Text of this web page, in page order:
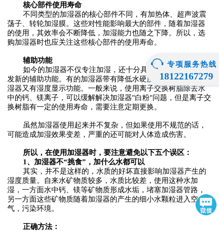
核心部件使用寿命
不同类型的加湿器的核心部件不同，有加热体、超声波震
荡子、转轮加湿膜。这些对性能影响最大的部件，随着加湿器
的使用，其效率会不断降低，加湿能力也随之下降。所以，选
购加湿器时也应关注这些核心部件的使用寿命。
辅助功能
如今的加湿器不仅专注加湿，还十分具有上进心，不断开
发新的辅助功能。有的加湿器带有降低水硬度的功能，有的加
湿器又有湿度显示功能。一般来说，使用离子交换树脂除去水
中的钙、镁离子，可以缓解解决加湿器"白粉"问题，但是离子交
换树脂有一定的使用寿命，需要注意定期更换。
虽然加湿器使用起来并不复杂，但如果使用不规范的话，
可能造成加湿效果变差，严重的还可能对人体造成伤害。
所以，在使用加湿器时，要注意避免以下五个误区：
1、加湿器不“挑食”，加什么水都可以
其实，并不是这样的 ， 水质的好坏直接影响加湿器产生的
湿度质量。自来水矿物质较多，水质比较差，使用这种水加
湿，一方面水中钙、镁等矿物质形成水垢，堵塞加湿器管路，
另一方面这些矿物质随着加湿器的产生的细小水颗粒进入空
气，污染环境。
正确方法：
专项服务热线
18122167279